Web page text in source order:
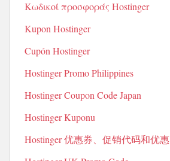
Κωδικοί προσφοράς Hostinger
Kupon Hostinger
Cupón Hostinger
Hostinger Promo Philippines
Hostinger Coupon Code Japan
Hostinger Kuponu
Hostinger 优惠券、促销代码和优惠